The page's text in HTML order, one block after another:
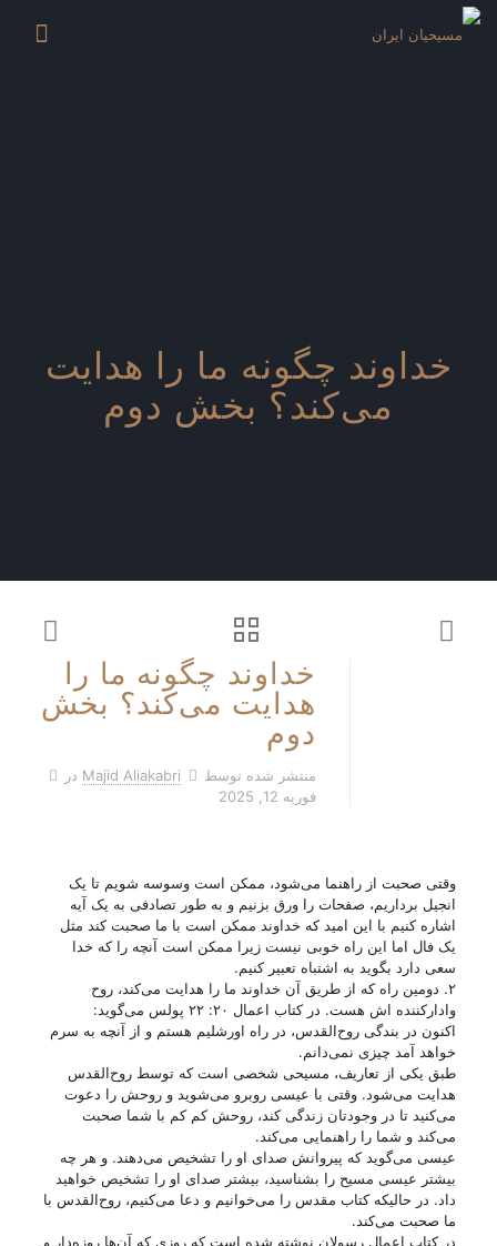
خداوند چگونه ما را هدایت
می‌کند؟ بخش دوم
خداوند چگونه ما را
هدایت می‌کند؟ بخش
دوم
منتشر شده توسط Majid Aliakabri در
فوریه 12, 2025
وقتی صحبت از راهنما می‌شود، ممکن است وسوسه شویم تا یک
انجیل برداریم، صفحات را ورق بزنیم و به طور تصادفی به یک آیه
اشاره کنیم با این امید که خداوند ممکن است با ما صحبت کند مثل
یک فال اما این راه خوبی نیست زیرا ممکن است آنچه را که خدا
سعی دارد بگوید به اشتباه تعبیر کنیم.
۲. دومین راه که از طریق آن خداوند ما را هدایت می‌کند، روح
وادارکننده اش هست. در کتاب اعمال ۲۰: ۲۲ پولس می‌گوید:
اکنون در بندگی روح‌القدس، در راه اورشلیم هستم و از آنچه به سرم
خواهد آمد چیزی نمی‌دانم.
طبق یکی از تعاریف، مسیحی شخصی است که توسط روح‌القدس
هدایت می‌شود. وقتی با عیسی روبرو می‌شوید و روحش را دعوت
می‌کنید تا در وجودتان زندگی کند، روحش کم کم با شما صحبت
می‌کند و شما را راهنمایی می‌کند.
عیسی می‌گوید که پیروانش صدای او را تشخیص می‌دهند. و هر چه
بیشتر عیسی مسیح را بشناسید، بیشتر صدای او را تشخیص خواهید
داد. در حالیکه کتاب مقدس را می‌خوانیم و دعا می‌کنیم، روح‌القدس با
ما صحبت می‌کند.
در کتاب اعمال رسولان نوشته شده است که روزی که آن‌ها روزه‌دار و